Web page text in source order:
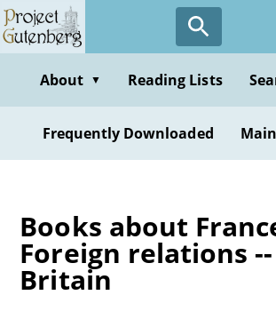
Skip
to
contentAbout ▼ Reading Lists
Frequently Downloaded
Books about
Foreign relations
Britain